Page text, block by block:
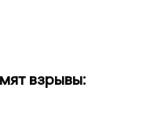
взрывы: